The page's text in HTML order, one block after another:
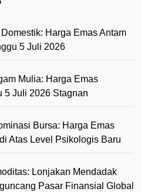
Harga Emas Antam
5 Juli 2026
Mulia: Harga Emas
5 Juli 2026 Stagnan
Bursa: Harga Emas
Atas Level Psikologis Baru
Lonjakan Mendadak
Pasar Finansial Global